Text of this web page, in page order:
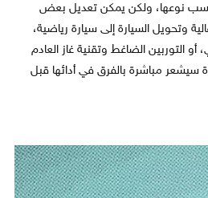
حسب نوعها، ولكن يمكن تعديل بعض
وتحويل السيارة إلى سيارة رياضية،
أو التوربين الضاغط وتقنية غاز العادم
سيشعر مباشرة بالفرق في أدائها قبل